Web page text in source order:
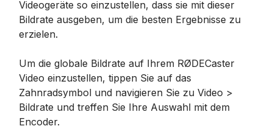
Videogeräte so einzustellen, dass sie mit dieser
Bildrate ausgeben, um die besten Ergebnisse zu
erzielen.
Um die globale Bildrate auf Ihrem RØDECaster
Video einzustellen, tippen Sie auf das
Zahnradsymbol und navigieren Sie zu Video >
Bildrate und treffen Sie Ihre Auswahl mit dem
Encoder.